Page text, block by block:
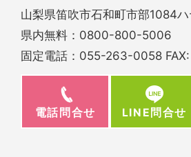
山梨県笛吹市石和町市部1084
県内無料： 0800-800-5006
固定電話： 055-263-0058
電話問合せ LINE問合せ